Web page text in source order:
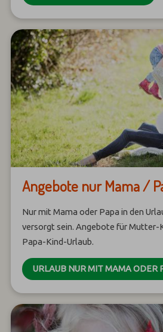
Angebote nur Mama /
Nur mit Mama oder Papa in den
versorgt sein. Angebote für Mutter-
Papa-Kind-Urlaub.
URLAUB NUR MIT MAMA ODER